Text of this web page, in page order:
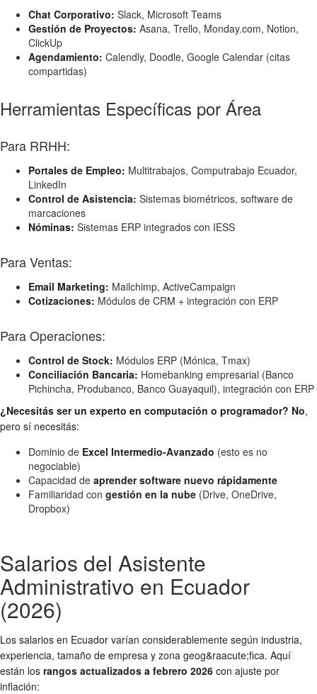
Chat Corporativo: Slack, Microsoft Teams
Gestión de Proyectos: Asana, Trello, Monday.com, Notion,
ClickUp
Agendamiento: Calendly, Doodle, Google Calendar (citas
compartidas)
Herramientas Específicas por Área
Para RRHH:
Portales de Empleo: Multitrabajos, Computrabajo Ecuador,
LinkedIn
Control de Asistencia: Sistemas biométricos, software de
marcaciones
Nóminas: Sistemas ERP integrados con IESS
Para Ventas:
Email Marketing: Mailchimp, ActiveCampaign
Cotizaciones: Módulos de CRM + integración con ERP
Para Operaciones:
Control de Stock: Módulos ERP (Mónica, Tmax)
Conciliación Bancaria: Homebanking empresarial (Banco
Pichincha, Produbanco, Banco Guayaquil), integración con ERP
¿Necesitás ser un experto en computación o programador? No,
pero sí necesitás:
Dominio de Excel Intermedio-Avanzado (esto es no
negociable)
Capacidad de aprender software nuevo rápidamente
Familiaridad con gestión en la nube (Drive, OneDrive,
Dropbox)
Salarios del Asistente
Administrativo en Ecuador
(2026)
Los salarios en Ecuador varían considerablemente según industria,
experiencia, tamaño de empresa y zona geog&raacute;fica. Aquí
están los rangos actualizados a febrero 2026 con ajuste por
inflación: